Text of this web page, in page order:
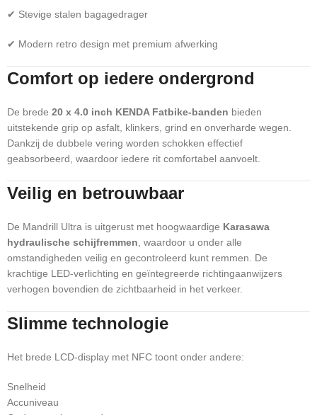
✔ Stevige stalen bagagedrager
✔ Modern retro design met premium afwerking
Comfort op iedere ondergrond
De brede 20 x 4.0 inch KENDA Fatbike-banden bieden
uitstekende grip op asfalt, klinkers, grind en onverharde wegen.
Dankzij de dubbele vering worden schokken effectief
geabsorbeerd, waardoor iedere rit comfortabel aanvoelt.
Veilig en betrouwbaar
De Mandrill Ultra is uitgerust met hoogwaardige Karasawa
hydraulische schijfremmen , waardoor u onder alle
omstandigheden veilig en gecontroleerd kunt remmen. De
krachtige LED-verlichting en geïntegreerde richtingaanwijzers
verhogen bovendien de zichtbaarheid in het verkeer.
Slimme technologie
Het brede LCD-display met NFC toont onder andere:
Snelheid
Accuniveau